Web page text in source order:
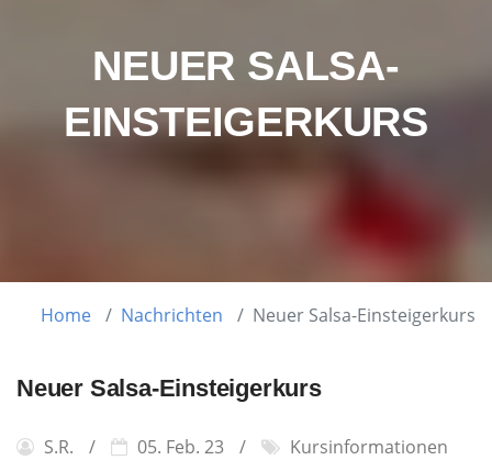
NEUER SALSA-
EINSTEIGERKURS
Home Nachrichten Neuer Salsa-Einsteigerkurs
Neuer Salsa-Einsteigerkurs
S.R. 05. Feb. 23
Kursinformationen